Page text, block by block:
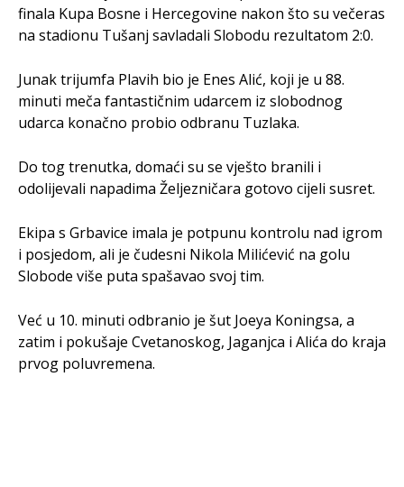
finala Kupa Bosne i Hercegovine nakon što su večeras
na stadionu Tušanj savladali Slobodu rezultatom 2:0.
Junak trijumfa Plavih bio je Enes Alić, koji je u 88.
minuti meča fantastičnim udarcem iz slobodnog
udarca konačno probio odbranu Tuzlaka.
Do tog trenutka, domaći su se vješto branili i
odolijevali napadima Željezničara gotovo cijeli susret.
Ekipa s Grbavice imala je potpunu kontrolu nad igrom
i posjedom, ali je čudesni Nikola Milićević na golu
Slobode više puta spašavao svoj tim.
Već u 10. minuti odbranio je šut Joeya Koningsa, a
zatim i pokušaje Cvetanoskog, Jaganjca i Alića do kraja
prvog poluvremena.